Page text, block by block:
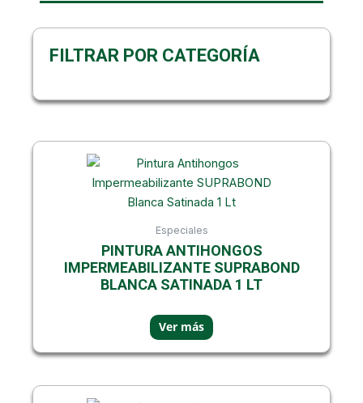
FILTRAR POR CATEGORÍA
Especiales
PINTURA ANTIHONGOS
IMPERMEABILIZANTE SUPRABOND
BLANCA SATINADA 1 LT